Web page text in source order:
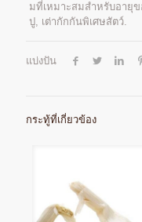
มที่เหมาะสมสำหรับอายุ
ปู, เต่ากักกันพิเศษสัตว์.
แบ่งปัน
กระทู้ที่เกี่ยวข้อง